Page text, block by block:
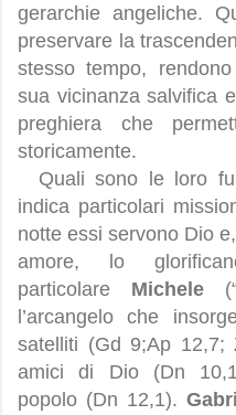
gerarchie angeliche.
preservare la
stesso tempo,
sua vicinanza salvifica
preghiera che
storicamente.
Quali sono le loro
indica particolari
notte essi servono Dio
amore, lo
particolare Michele
l’arcangelo che
satelliti (Gd 9;Ap 12,7;
amici di Dio (Dn
popolo (Dn 12,1).